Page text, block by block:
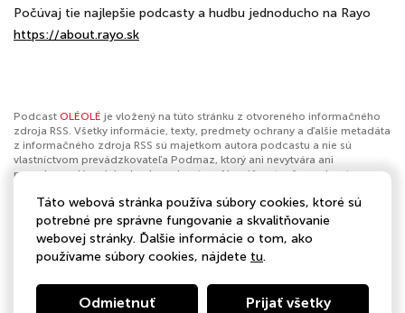
Počúvaj tie najlepšie podcasty a hudbu jednoducho na Rayo
https://about.rayo.sk
Podcast OLÉOLÉ je vložený na túto stránku z otvoreného informačného
zdroja RSS. Všetky informácie, texty, predmety ochrany a ďalšie metadáta
z informačného zdroja RSS sú majetkom autora podcastu a nie sú
vlastníctvom prevádzkovateľa Podmaz, ktorý ani nevytvára ani
nezodpovedá za ich obsah podcastov. Ak máš za to, že podcast
obsah. Ak je toto tvoj podcast a chceš získať kontrolu nad týmto profilom
klikni sem.
Autor:BAUER MEDIA Slovakia
Kategórie:
Táto webová stránka používa súbory cookies, ktoré sú
potrebné pre správne fungovanie a skvalitňovanie
webovej stránky. Ďalšie informácie o tom, ako
používame súbory cookies, nájdete tu.
Odmietnuť Prijať všetky